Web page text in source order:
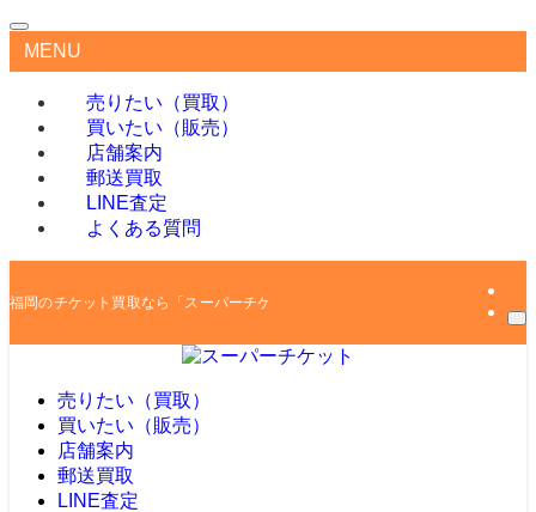
MENU
売りたい（買取）
買いたい（販売）
店舗案内
郵送買取
LINE査定
よくある質問
福岡のチケット買取なら「スーパーチケット」
売りたい（買取）
買いたい（販売）
店舗案内
郵送買取
LINE査定